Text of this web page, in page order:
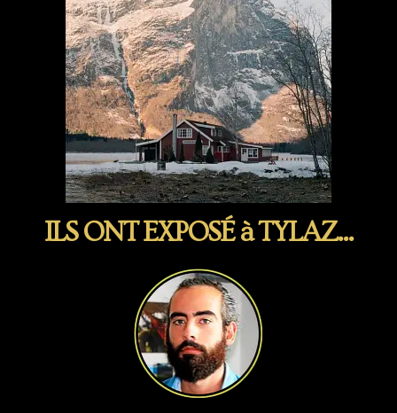
ILS ONT EXPOSÉ à TYLAZ...